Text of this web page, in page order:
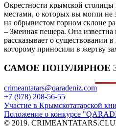
Окрестности крымской
местами, о которых вы могли не
на обрывистом горном склоне
– Змеиная пещера. Она известна
рассказывает о существовании
которому приносили в жертву
САМОЕ ПОПУЛЯРНОЕ
crimeantatars@qaradeniz.com
+7 (978) 208-56-55
Участие в Крымскотатарской
Положение о конкурсе
© 2019.